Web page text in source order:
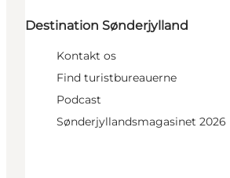
Destination Sønderjylland
Kontakt os
Find turistbureauerne
Podcast
Sønderjyllandsmagasinet 2026